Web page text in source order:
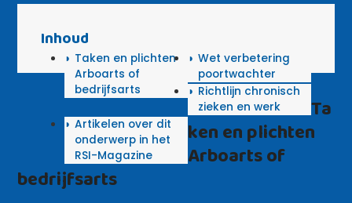
Inhoud
Taken en plichten
Arboarts of
bedrijfsarts
Wet verbetering
poortwachter
Richtlijn chronisch
zieken en werk
Artikelen over dit
onderwerp in het
RSI-Magazine
Ta
ken en plichten
Arboarts of
bedrijfsarts